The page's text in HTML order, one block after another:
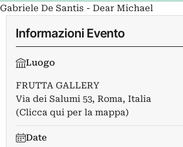
Gabriele De Santis - Dear Michael
Informazioni Evento
Luogo
FRUTTA GALLERY
Via dei Salumi 53, Roma, Italia
(Clicca qui per la mappa)
Date